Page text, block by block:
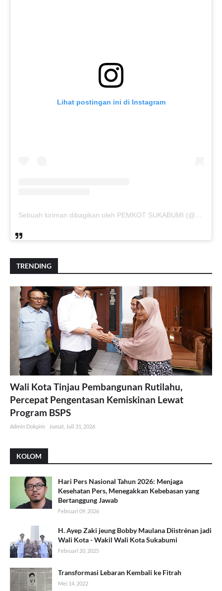
Lihat postingan ini di Instagram
Sebuah kiriman dibagikan oleh PEMKOT SUKABUMI (@pemkotsukabumi_)
TRENDING
Wali Kota Tinjau Pembangunan Rutilahu,
Percepat Pengentasan Kemiskinan Lewat
Program BSPS
Admin Dokpim Jumat, Juli 31, 2026
KOLOM
Hari Pers Nasional Tahun 2026: Menjaga
Kesehatan Pers, Menegakkan Kebebasan yang
Bertanggung Jawab
Februari 09, 2026
H. Ayep Zaki jeung Bobby Maulana Diistrénan jadi
Wali Kota - Wakil Wali Kota Sukabumi
Februari 20, 2025
Transformasi Lebaran Kembali ke Fitrah
Mei 14, 2022